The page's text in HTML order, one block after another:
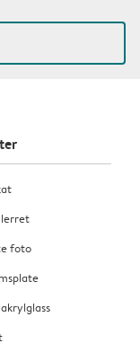
lerret
foto